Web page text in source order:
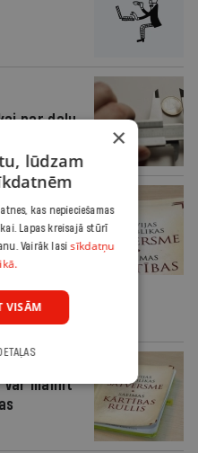
par daļu
var mainīt
×
lūdzam
kas nepieciešamas
Lapas kreisajā stūrī
Vairāk lasisīkdatņu
VISĀM